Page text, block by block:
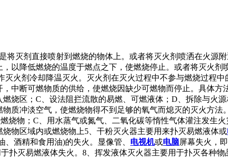
将灭剂直接喷射到燃烧的物体上。或者将灭火剂喷洒在火源
以降低燃烧的温度于燃点之下，使燃烧停止。或者将灭火
火剂冷却降温灭火。灭火剂在灭火过程中不参与燃烧过程中
中断可燃物质的供给，使燃烧因缺少可燃物而停止。具体方
燃烧区；C、设法阻拦流散的易燃、可燃液体；D、拆除与火
质冲淡空气，使燃烧物得不到足够的氧气而熄灭的灭火方法
烧物；C、用水蒸气或氮气、二氧化碳等惰性气体灌注发生
物区域内或燃烧物上5、干粉灭火器主要用来扑灭易燃液体或
、酒精和食用油)的失火。显像管、 电视机或电脑屏幕失火，
扑灭易燃液体失火。8、挥发液体灭火器主要用于扑灭各种